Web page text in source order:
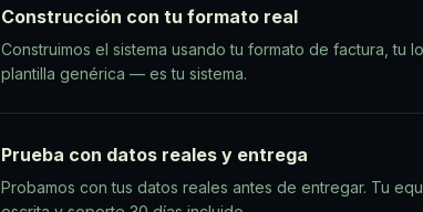
Construcción con tu formato real
Construimos el sistema usando tu formato de factura, tu
plantilla genérica — es tu sistema.
Prueba con datos reales y entrega
Probamos con tus datos reales antes de entregar. Tu